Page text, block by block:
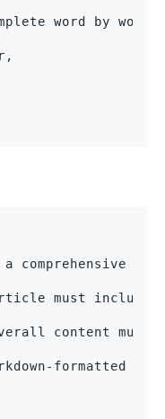
word by word
comprehensive
must include
content must
formatted of